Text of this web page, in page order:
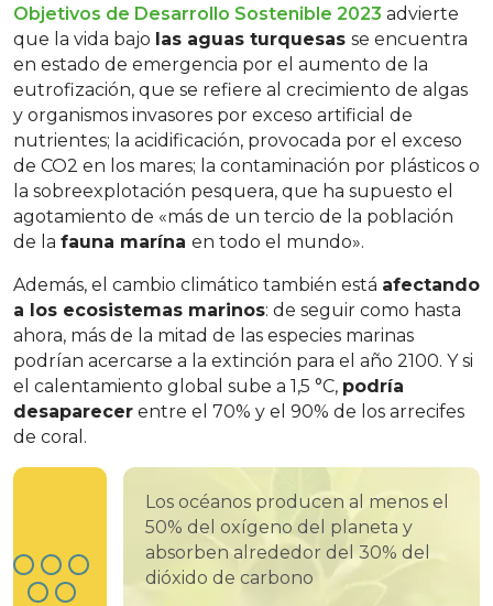
Objetivos de Desarrollo Sostenible 2023 advierte
que la vida bajo las aguas turquesas se encuentra
en estado de emergencia por el aumento de la
eutrofización, que se refiere al crecimiento de algas
y organismos invasores por exceso artificial de
nutrientes; la acidificación, provocada por el exceso
de CO2 en los mares; la contaminación por plásticos o
la sobreexplotación pesquera, que ha supuesto el
agotamiento de «más de un tercio de la población
de la fauna marína en todo el mundo».
Además, el cambio climático también está afectando
a los ecosistemas marinos: de seguir como hasta
ahora, más de la mitad de las especies marinas
podrían acercarse a la extinción para el año 2100. Y si
el calentamiento global sube a 1,5 °C, podría
desaparecer entre el 70% y el 90% de los arrecifes
de coral.
Los océanos producen al menos el
50% del oxígeno del planeta y
absorben alrededor del 30% del
dióxido de carbono